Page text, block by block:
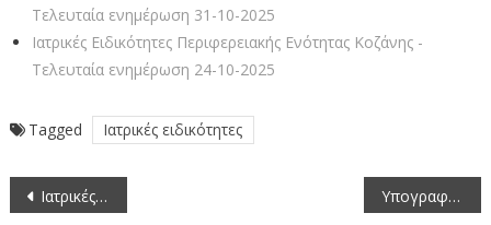
Τελευταία ενημέρωση 31-10-2025
Ιατρικές Ειδικότητες Περιφερειακής Ενότητας Κοζάνης -
Τελευταία ενημέρωση 24-10-2025
Tagged Ιατρικές ειδικότητες
Πλοήγηση
Ιατρικές Ειδικότητες Περιφερειακής Ενότητας Κοζάνης – Τελευταία ενημέρωση 29-7-2025 Υπογραφή Προγραμματικής Σύμβασης για εγκατάσταση εξομοιωτή πυρκαγιάς στη Σχολή Πυροσβεστών Πτολεμαΐδας